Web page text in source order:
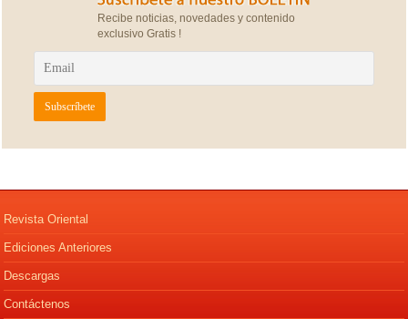
Recibe noticias, novedades y contenido
exclusivo Gratis !
Revista Oriental
Ediciones Anteriores
Descargas
Contáctenos